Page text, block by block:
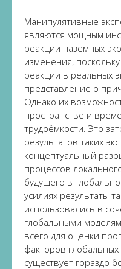
Манипулятивные
являются мощным
реакции наземных
изменения,
реакции в реальных
представление о
Однако их
пространстве и
трудоёмкости. Это
результатов таких
концептуальный
процессов
будущего в
усилиях результаты
использовались в
глобальными
всего для оценки
факторов
существует гораздо